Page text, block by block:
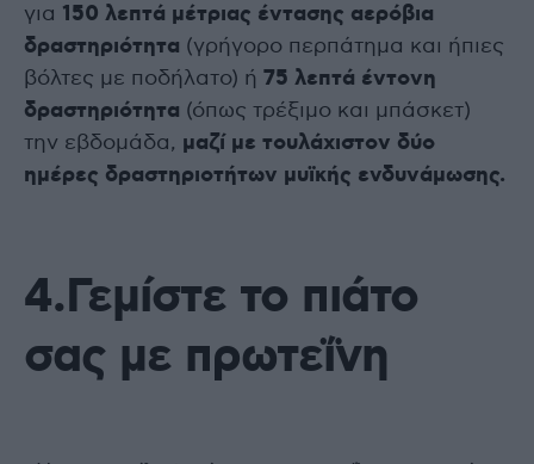
για 150 λεπτά μέτριας έντασης αερόβια
δραστηριότητα (γρήγορο περπάτημα και ήπιες
βόλτες με ποδήλατο) ή 75 λεπτά έντονη
δραστηριότητα (όπως τρέξιμο και μπάσκετ)
την εβδομάδα, μαζί με τουλάχιστον δύο
ημέρες δραστηριοτήτων μυϊκής ενδυνάμωσης.
4.Γεμίστε το πιάτο
σας με πρωτεΐνη